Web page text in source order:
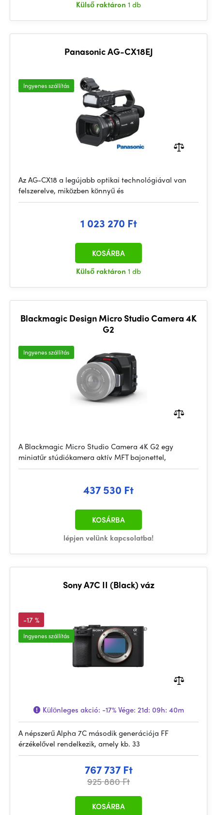
Külső raktáron 1 db
Panasonic AG-CX18EJ
Ingyenes szállítás
Az AG-CX18 a legújabb optikai technológiával van
felszerelve, miközben könnyű és
1 023 270 Ft
Külső raktáron 1 db
KOSÁRBA
Blackmagic Design Micro Studio Camera 4K
G2
Ingyenes szállítás
A Blackmagic Micro Studio Camera 4K G2 egy
miniatűr stúdiókamera aktív MFT bajonettel,
437 530 Ft
lépjen velünk kapcsolatba!
KOSÁRBA
Sony A7C II (Black) váz
-17 %
Ingyenes szállítás
Különleges akció: -17%Vége: 21d: 09h: 40m
A népszerű Alpha 7C második generációja FF
érzékelővel rendelkezik, amely kb. 33
767 737 Ft
925 880 Ft
KOSÁRBA